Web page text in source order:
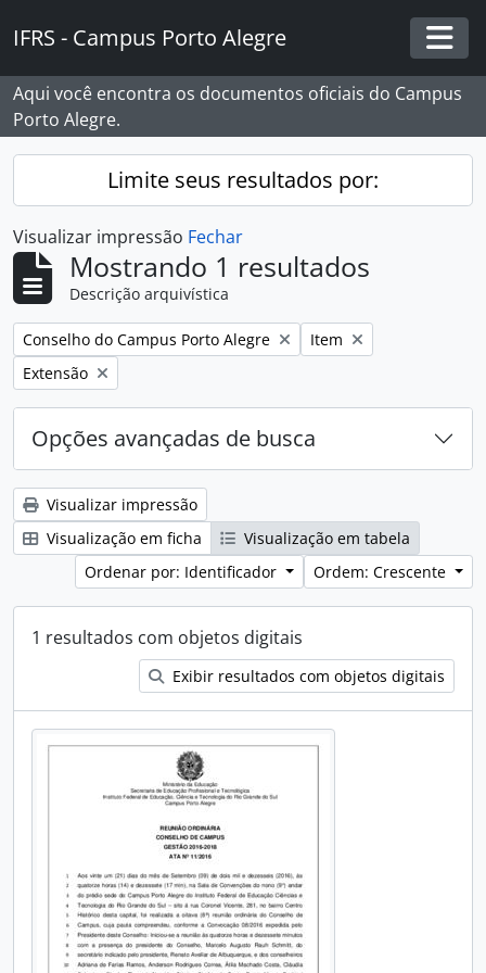
IFRS - Campus Porto Alegre
Aqui você encontra os documentos oficiais do Campus
Porto Alegre.
Limite seus resultados por:
Visualizar impressão Fechar
Mostrando 1 resultados
Descrição arquivística
Remover filtro:
Conselho do Campus Porto Alegre Remover filtro:
Item
Remover filtro:
Extensão
Opções avançadas de busca
Visualizar impressão
Visualização em ficha
Visualização em tabela
Ordenar por: Identificador
Ordem: Crescente
1 resultados com objetos digitais
Exibir resultados com objetos digitais